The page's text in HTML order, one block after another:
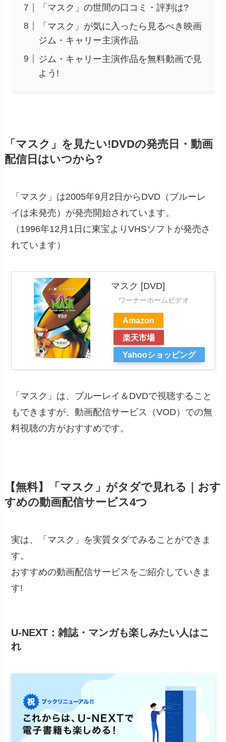
「マスク」の世間の口コミ・評判は?
「マスク」が気に入ったら見るべき映画
ジム・キャリー主演作品
ジム・キャリー主演作品を無料動画で見
よう!
「マスク」を見たい!DVDの発売日・動画
配信日はいつから?
「マスク」は2005年9月2日からDVD（ブルーレ
イは未発売）が発売開始されています。
（1996年12月1日に東宝よりVHSソフトが発売さ
れています）
マスク [DVD]
ワーナーホームビデオ
Amazon
楽天市場
Yahooショッピング
「マスク」は、ブルーレイ＆DVDで視聴すること
もできますが、動画配信サービス（VOD）での無
料視聴の方がおすすめです。
【無料】「マスク」がタダで見れる｜おす
すめの動画配信サービス4つ
実は、「マスク」を実質タダでみることができま
す。
おすすめの動画配信サービスをご紹介していきま
す!
U-NEXT：雑誌・マンガも楽しみたい人はこ
れ